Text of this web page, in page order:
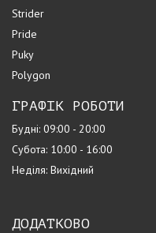
Strider
Pride
Puky
Polygon
ГРАФІК РОБОТИ
Будні: 09:00 - 20:00
Субота: 10:00 - 16:00
Неділя: Вихідний
ДОДАТКОВО